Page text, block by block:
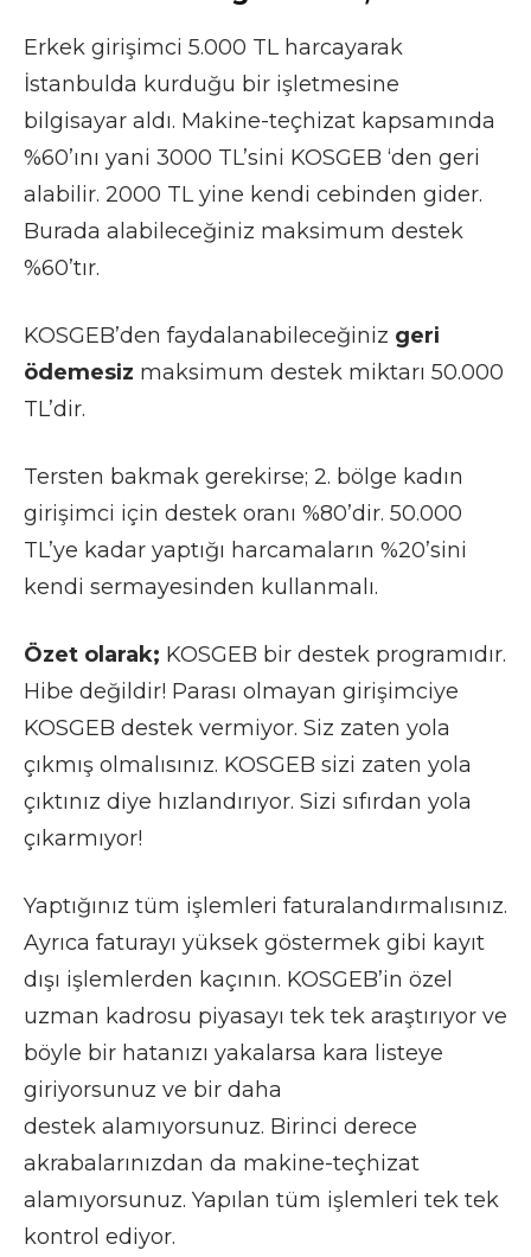
Erkek girişimci 5.000 TL harcayarak
İstanbulda kurduğu bir işletmesine
bilgisayar aldı. Makine-teçhizat kapsamında
%60’ını yani 3000 TL’sini KOSGEB ‘den geri
alabilir. 2000 TL yine kendi cebinden gider.
Burada alabileceğiniz maksimum destek
%60’tır.
KOSGEB’den faydalanabileceğiniz geri
ödemesiz maksimum destek miktarı 50.000
TL’dir.
Tersten bakmak gerekirse; 2. bölge kadın
girişimci için destek oranı %80’dir. 50.000
TL’ye kadar yaptığı harcamaların %20’sini
kendi sermayesinden kullanmalı.
Özet olarak; KOSGEB bir destek programıdır.
Hibe değildir! Parası olmayan girişimciye
KOSGEB destek vermiyor. Siz zaten yola
çıkmış olmalısınız. KOSGEB sizi zaten yola
çıktınız diye hızlandırıyor. Sizi sıfırdan yola
çıkarmıyor!
Yaptığınız tüm işlemleri faturalandırmalısınız.
Ayrıca faturayı yüksek göstermek gibi kayıt
dışı işlemlerden kaçının. KOSGEB’in özel
uzman kadrosu piyasayı tek tek araştırıyor ve
böyle bir hatanızı yakalarsa kara listeye
giriyorsunuz ve bir daha
destek alamıyorsunuz. Birinci derece
akrabalarınızdan da makine-teçhizat
alamıyorsunuz. Yapılan tüm işlemleri tek tek
kontrol ediyor.